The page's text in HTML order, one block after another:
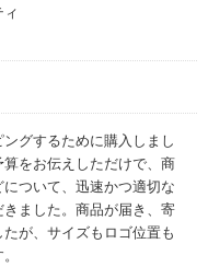
グするために購入しまし
をお伝えしただけで、商
ついて、迅速かつ適切な
ました。商品が届き、寄
が、サイズもロゴ位置も